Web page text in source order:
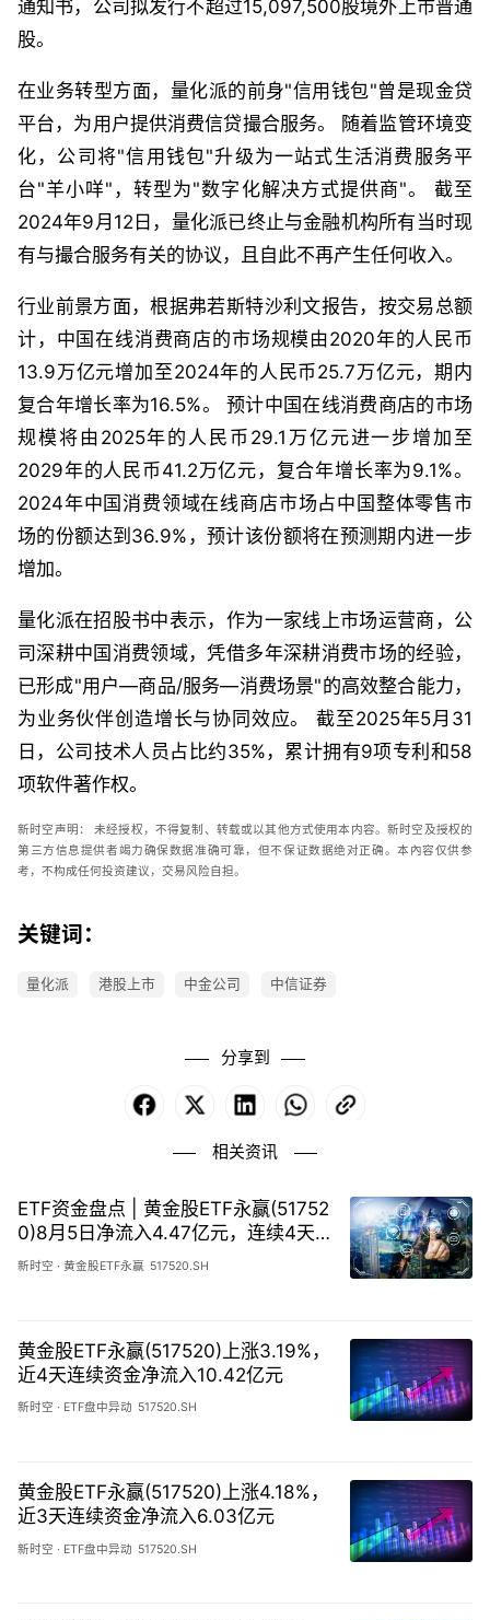
通知书，公司拟发行不超过15,097,500股境外上市普通
股。
在业务转型方面，量化派的前身"信用钱包"曾是现金贷
平台，为用户提供消费信贷撮合服务。 随着监管环境变
化，公司将"信用钱包"升级为一站式生活消费服务平
台"羊小咩"，转型为"数字化解决方式提供商"。 截至
2024年9月12日，量化派已终止与金融机构所有当时现
有与撮合服务有关的协议，且自此不再产生任何收入。
行业前景方面，根据弗若斯特沙利文报告，按交易总额
计，中国在线消费商店的市场规模由2020年的人民币
13.9万亿元增加至2024年的人民币25.7万亿元，期内
复合年增长率为16.5%。 预计中国在线消费商店的市场
规模将由2025年的人民币29.1万亿元进一步增加至
2029年的人民币41.2万亿元，复合年增长率为9.1%。
2024年中国消费领域在线商店市场占中国整体零售市
场的份额达到36.9%，预计该份额将在预测期内进一步
增加。
量化派在招股书中表示，作为一家线上市场运营商，公
司深耕中国消费领域，凭借多年深耕消费市场的经验，
已形成"用户—商品/服务—消费场景"的高效整合能力，
为业务伙伴创造增长与协同效应。 截至2025年5月31
日，公司技术人员占比约35%，累计拥有9项专利和58
项软件著作权。
新时空声明：
未经授权，不得复制、转载或以其他方式使用本内容。新时空及授权的
第三方信息提供者竭力确保数据准确可靠，但不保证数据绝对正确。本內容仅供参
考，不构成任何投资建议，交易风险自担。
关键词：
量化派 港股上市 中金公司 中信证券
分享到
Facebook LinkedIn WhatsApp
相关资讯
ETF资金盘点 | 黄金股ETF永赢(51752
0)8月5日净流入4.47亿元，连续4天
合计吸金10.51亿元
新时空 ·黄金股ETF永赢 517520.SH
黄金股ETF永赢(517520)上涨3.19%，
近4天连续资金净流入10.42亿元
新时空 · ETF盘中异动 517520.SH
黄金股ETF永赢(517520)上涨4.18%，
近3天连续资金净流入6.03亿元
新时空 · ETF盘中异动 517520.SH